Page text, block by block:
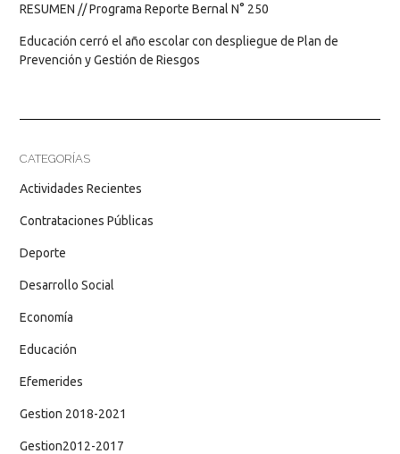
RESUMEN // Programa Reporte Bernal N° 250
Educación cerró el año escolar con despliegue de Plan de
Prevención y Gestión de Riesgos
CATEGORÍAS
Actividades Recientes
Contrataciones Públicas
Deporte
Desarrollo Social
Economía
Educación
Efemerides
Gestion 2018-2021
Gestion2012-2017